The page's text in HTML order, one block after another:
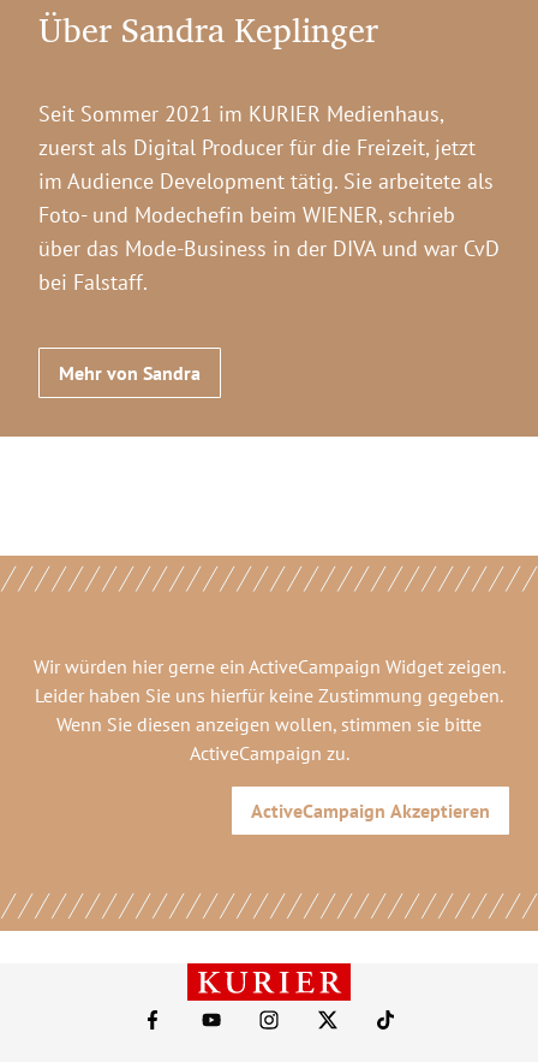
Über Sandra Keplinger
Seit Sommer 2021 im KURIER Medienhaus,
zuerst als Digital Producer für die Freizeit, jetzt
im Audience Development tätig. Sie arbeitete als
Foto- und Modechefin beim WIENER, schrieb
über das Mode-Business in der DIVA und war CvD
bei Falstaff.
Mehr von Sandra
Wir würden hier gerne ein ActiveCampaign Widgetzeigen.
Leider haben Sie uns hierfür keine Zustimmung gegeben.
Wenn Sie diesen anzeigen wollen, stimmen sie bitte
ActiveCampaign zu.
ActiveCampaign Akzeptieren